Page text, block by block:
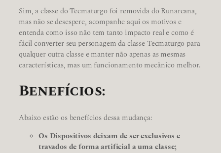
Sim, a classe do Tecmaturgo foi removida do Runarcana,
mas não se desespere, acompanhe aqui os motivos e
entenda como isso não tem tanto impacto real e como é
fácil converter seu personagem da classe Tecmaturgo para
qualquer outra classe e manter não apenas as mesmas
características, mas um funcionamento mecânico melhor.
Benefícios:
Abaixo estão os benefícios dessa mudança:
Os Dispositivos deixam de ser exclusivos e
travados de forma artificial a uma classe;